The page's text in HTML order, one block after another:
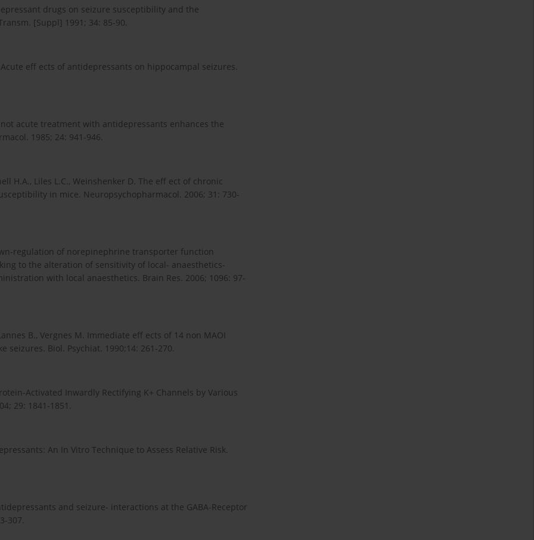
drugs on seizure susceptibility and the
[Suppl] 1991; 34: 85-90.
eff ects of antidepressants on hippocampal seizures.
not acute treatment with antidepressants enhances the
1985; 24: 941-946.
H.A., Liles L.C., Weinshenker D. The eff ect of chronic
in mice. Neuropsychopharmacol. 2006; 31: 730-
regulation of norepinephrine transporter function
to the alteration of sensitivity of local- anaesthetics-
with local anaesthetics. Brain Res. 2006; 1096: 97-
B., Vergnes M. Immediate eff ects of 14 non MAOI
Biol. Psychiat. 1990;14: 261-270.
Activated Inwardly Rectifying K+ Channels by Various
29: 1841-1851.
An In Vitro Technique to Assess Relative Risk.
and seizure- interactions at the GABA-Receptor
307.